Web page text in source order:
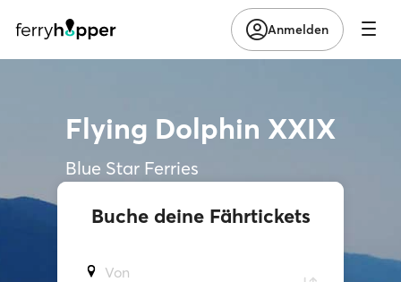
Anmelden
Flying Dolphin XXIX
Blue Star Ferries
Buche deine Fährtickets
Von